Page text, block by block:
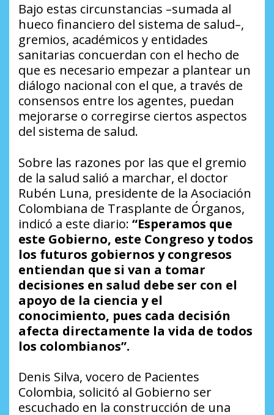
Bajo estas circunstancias –sumada al
hueco financiero del sistema de salud–,
gremios, académicos y entidades
sanitarias concuerdan con el hecho de
que es necesario empezar a plantear un
diálogo nacional con el que, a través de
consensos entre los agentes, puedan
mejorarse o corregirse ciertos aspectos
del sistema de salud.
Sobre las razones por las que el gremio
de la salud salió a marchar, el doctor
Rubén Luna, presidente de la Asociación
Colombiana de Trasplante de Órganos,
indicó a este diario: “Esperamos que
este Gobierno, este Congreso y todos
los futuros gobiernos y congresos
entiendan que si van a tomar
decisiones en salud debe ser con el
apoyo de la ciencia y el
conocimiento, pues cada decisión
afecta directamente la vida de todos
los colombianos”.
Denis Silva, vocero de Pacientes
Colombia, solicitó al Gobierno ser
escuchado en la construcción de una